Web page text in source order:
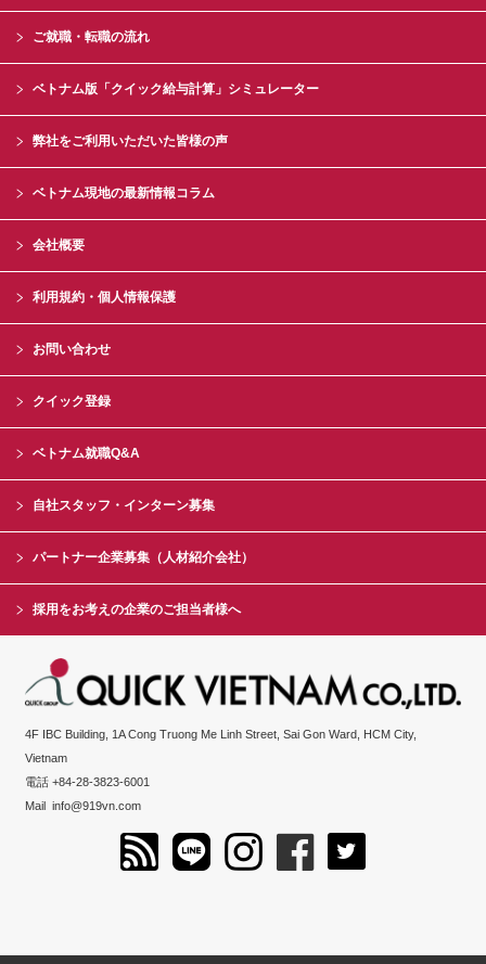
ご就職・転職の流れ
ベトナム版「クイック給与計算」シミュレーター
弊社をご利用いただいた皆様の声
ベトナム現地の最新情報コラム
会社概要
利用規約・個人情報保護
お問い合わせ
クイック登録
ベトナム就職Q&A
自社スタッフ・インターン募集
パートナー企業募集（人材紹介会社）
採用をお考えの企業のご担当者様へ
4F IBC Building, 1A Cong Truong Me Linh Street, Sai Gon Ward, HCM City,
Vietnam
電話 +84-28-3823-6001
Mailinfo@919vn.com